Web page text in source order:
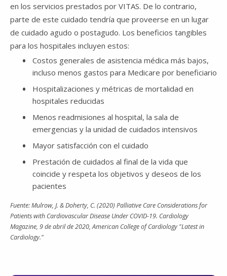
en los servicios prestados por VITAS. De lo contrario,
parte de este cuidado tendría que proveerse en un lugar
de cuidado agudo o postagudo. Los beneficios tangibles
para los hospitales incluyen estos:
Costos generales de asistencia médica más bajos,
incluso menos gastos para Medicare por beneficiario
Hospitalizaciones y métricas de mortalidad en
hospitales reducidas
Menos readmisiones al hospital, la sala de
emergencias y la unidad de cuidados intensivos
Mayor satisfacción con el cuidado
Prestación de cuidados al final de la vida que
coincide y respeta los objetivos y deseos de los
pacientes
Fuente: Mulrow, J. & Doherty, C. (2020) Palliative Care Considerations for
Patients with Cardiovascular Disease Under COVID-19. Cardiology
Magazine, 9 de abril de 2020, American College of Cardiology "Latest in
Cardiology."